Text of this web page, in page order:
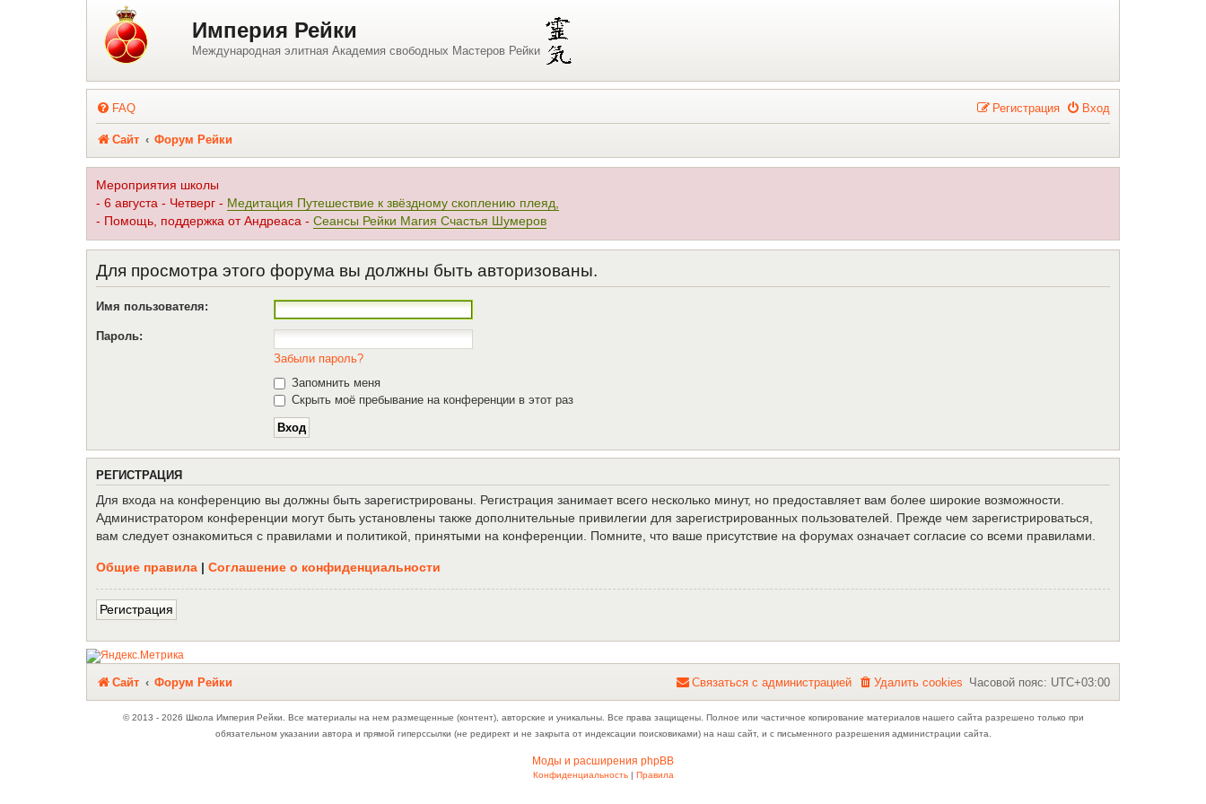
Регистрация Империя Рейки
Международная элитная Академия свободных Мастеров Рейки
FAQ Вход
Регистрация
Сайт Форум Рейки
Мероприятия школы
- 6 августа - Четверг - Медитация Путешествие к звёздному скоплению плеяд,
- Помощь, поддержка от Андреаса - Сеансы Рейки Магия Счастья Шумеров
Для просмотра этого форума вы должны быть авторизованы.
Имя пользователя:
Пароль:
Забыли пароль?
Запомнить меня
Скрыть моё пребывание на конференции в этот раз
РЕГИСТРАЦИЯ
Для входа на конференцию вы должны быть зарегистрированы. Регистрация занимает всего несколько минут, но предоставляет вам более широкие возможности.
Администратором конференции могут быть установлены также дополнительные привилегии для зарегистрированных пользователей. Прежде чем зарегистрироваться,
вам следует ознакомиться с правилами и политикой, принятыми на конференции. Помните, что ваше присутствие на форумах означает согласие со всеми правилами.
Общие правила | Соглашение о конфиденциальности
Регистрация
Сайт Форум Рейки Часовой пояс: UTC+03:00
Удалить cookies
Связаться с
Связаться с администрацией
© 2013 - 2026 Школа Империя Рейки. Все материалы на нем размещенные (контент), авторские и уникальны. Все права защищены. Полное или частичное копирование материалов нашего сайта разрешено только при
обязательном указании автора и прямой гиперссылки (не редирект и не закрыта от индексации поисковиками) на наш сайт, и с письменного разрешения администрации сайта.
Моды и расширения phpBB
Конфиденциальность| Правила